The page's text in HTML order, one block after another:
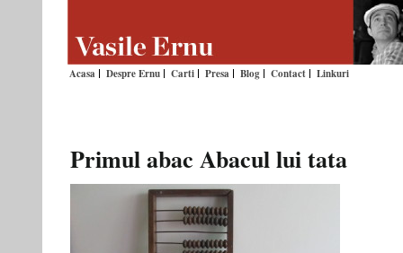
Acasa Despre Ernu Carti Presa Blog Contact Linkuri
Primul abac Abacul lui tata